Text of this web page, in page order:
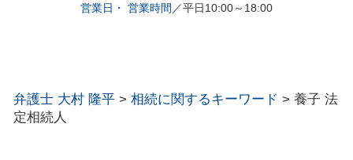
営業日・ 営業時間 ／平日10:00～18:00
弁護士 大村 隆平 > 相続に関するキーワード > 養子 法
定相続人